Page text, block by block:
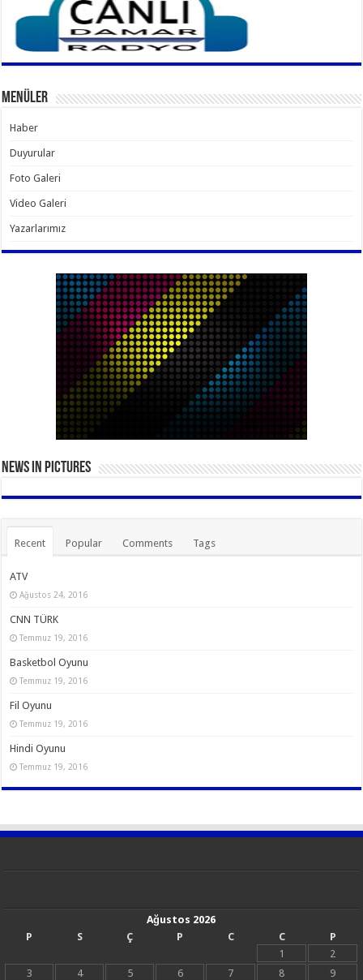
Menüler
Haber
Duyurular
Foto Galeri
Video Galeri
Yazarlarımız
News in Pictures
Recent Popular Comments Tags
ATV
Ağustos 24, 2016
CNN TÜRK
Temmuz 19, 2016
Basketbol Oyunu
Temmuz 19, 2016
Fil Oyunu
Temmuz 19, 2016
Hindi Oyunu
Temmuz 19, 2016
Ağustos 2026
P
S Ç P C C
P
1
2
3
4 5 6 7 8
9